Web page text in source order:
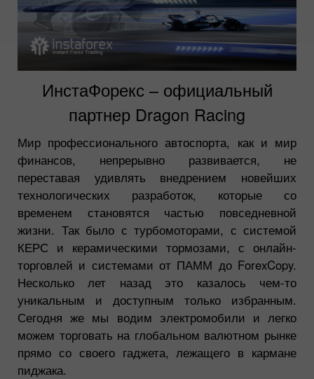
ИнстаФорекс – официальный
партнер Dragon Racing
Мир профессионального автоспорта, как и мир
финансов, непрерывно развивается, не
переставая удивлять внедрением новейших
технологических разработок, которые со
временем становятся частью повседневной
жизни. Так было с турбомоторами, с системой
КЕРС и керамическими тормозами, с онлайн-
торговлей и системами от ПАММ до ForexCopy.
Несколько лет назад это казалось чем-то
уникальным и доступным только избранным.
Сегодня же мы водим электромобили и легко
можем торговать на глобальном валютном рынке
прямо со своего гаджета, лежащего в кармане
пиджака.